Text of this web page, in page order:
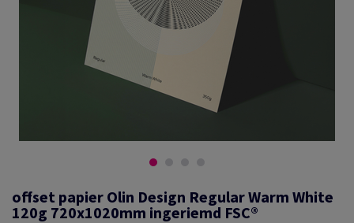
offset papier Olin Design Regular Warm White
120g 720x1020mm ingeriemd FSC®